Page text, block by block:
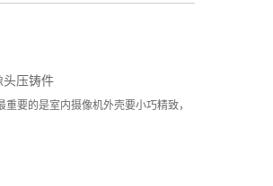
头压铸件
要的是室内摄像机外壳要小巧精致，